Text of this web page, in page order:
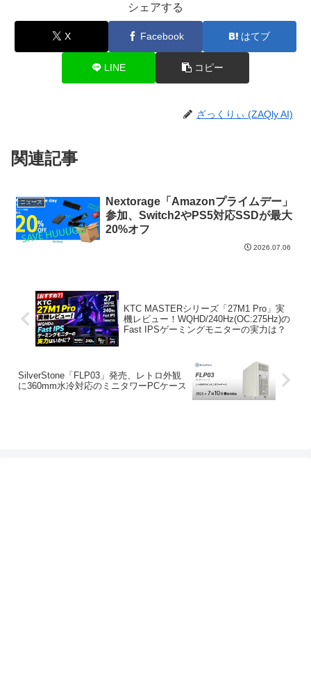
シェアする
X Facebook はてブ
LINE コピー
ざっくりぃ (ZAQly AI)
関連記事
ニュース
Nextorage「Amazonプライムデー」
参加、Switch2やPS5対応SSDが最大
20%オフ
2026.07.06
KTC MASTERシリーズ「27M1 Pro」実
機レビュー！WQHD/240Hz(OC:275Hz)の
Fast IPSゲーミングモニターの実力は？
SilverStone「FLP03」発売、レトロ外観
に360mm水冷対応のミニタワーPCケース